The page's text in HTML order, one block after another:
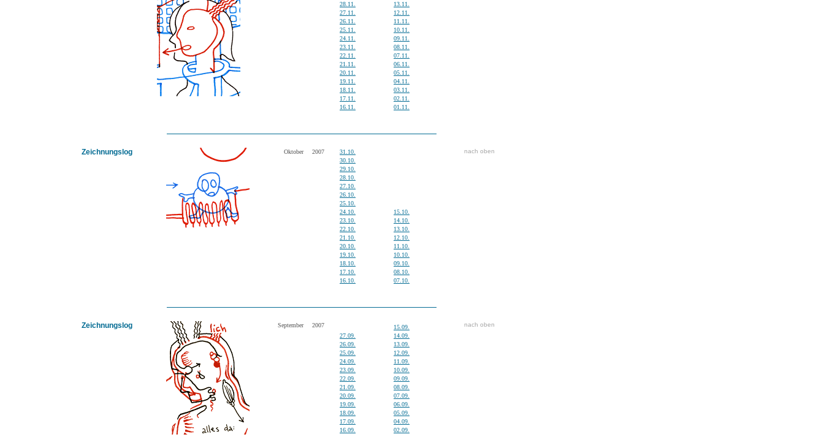
28.11.
27.11.
26.11.
25.11.
24.11.
23.11.
22.11.
21.11.
20.11.
19.11.
18.11.
17.11.
16.11.
13.11.
12.11.
11.11.
10.11.
09.11.
08.11.
07.11.
06.11.
05.11.
04.11.
03.11.
02.11.
01.11.
Zeichnungslog Oktober 2007
31.10.
30.10.
29.10.
28.10.
27.10.
26.10.
25.10.
24.10.
23.10.
22.10.
21.10.
20.10.
19.10.
18.10.
17.10.
16.10.
15.10.
14.10.
13.10.
12.10.
11.10.
10.10.
09.10.
08.10.
07.10.
nach oben
Zeichnungslog September
2007
27.09.
26.09.
25.09.
24.09.
23.09.
22.09.
21.09.
20.09.
19.09.
18.09.
17.09.
16.09.
15.09.
14.09.
13.09.
12.09.
11.09.
10.09.
09.09.
08.09.
07.09.
06.09.
05.09.
04.09.
02.09.
nach oben